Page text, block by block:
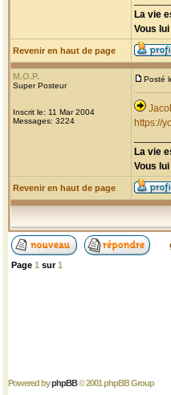
La vie
Vous
Revenir en haut de page
M.O.P.
Super Posteur
Inscrit le: 11 Mar 2004
Messages: 3224
Posté
https://
La vie
Vous
Revenir en haut de page
Page 1 sur1
Powered byphpBB© 2001 phpBB Group